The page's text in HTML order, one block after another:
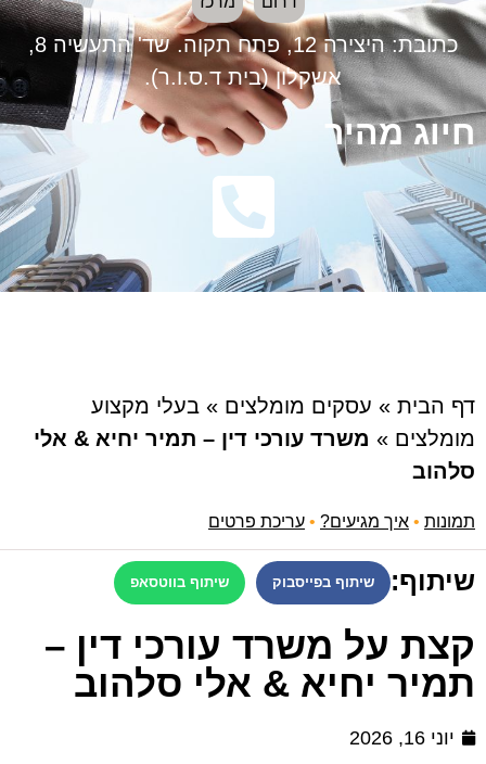
כתובת:
היצירה 12, פתח תקוה. שד' התעשיה 8,
אשקלון (בית ד.ס.ו.ר).
חיוג מהיר
דף הבית » עסקים מומלצים » בעלי מקצוע
מומלצים » משרד עורכי דין – תמיר יחיא & אלי
סלהוב
תמונות • איך מגיעים? • עריכת פרטים
שיתוף: שיתוף בפייסבוק שיתוף בווטסאפ
קצת על משרד עורכי דין –
תמיר יחיא & אלי סלהוב
יוני 16, 2026